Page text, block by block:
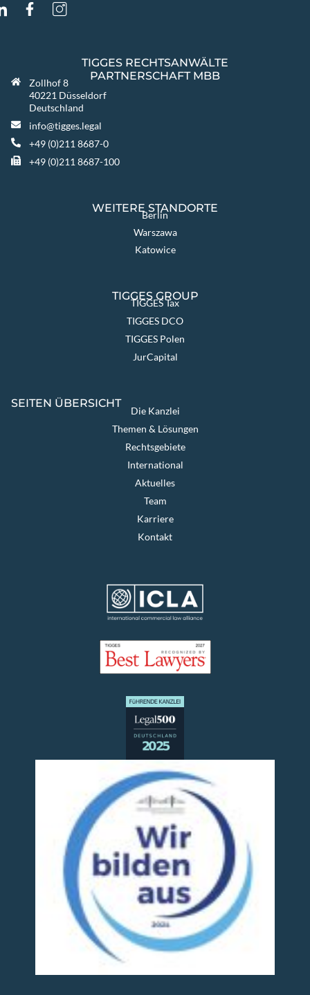
TIGGES RECHTSANWÄLTE
PARTNERSCHAFT MBB
Zollhof 8
40221 Düsseldorf
Deutschland
info@tigges.legal
+49 (0)211 8687-0
+49 (0)211 8687-100
WEITERE STANDORTE
Berlin
Warszawa
Katowice
TIGGES GROUP
TIGGES Tax
TIGGES DCO
TIGGES Polen
JurCapital
SEITEN ÜBERSICHT
Die Kanzlei
Themen & Lösungen
Rechtsgebiete
International
Aktuelles
Team
Karriere
Kontakt